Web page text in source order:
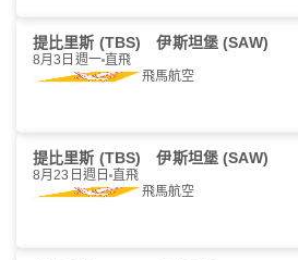
提比里斯 (TBS) 伊斯坦堡 (SAW)
8月3日週一 直飛
飛馬航空
提比里斯 (TBS) 伊斯坦堡 (SAW)
8月23日週日 直飛
飛馬航空